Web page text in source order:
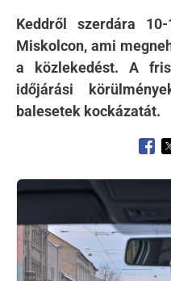
Keddről szerdára
Miskolcon, ami
a közlekedést. A
időjárási
balesetek kockázatát.
Kép